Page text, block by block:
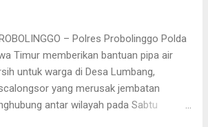
tua peserta. Dalam arahannya, Kompol
rangkaian seleksi rekrutmen Polri
prinsip BETAH, yakni Bersih,
Akuntabel, dan Humanis, serta
secara clean and clear. “Dalam
seleksi ini kami berkomitmen untuk
– Polres Probolinggo Polda
Timur memberikan bantuan pipa air
untuk warga di Desa Lumbang,
yang merusak jembatan
antar wilayah pada Sabtu